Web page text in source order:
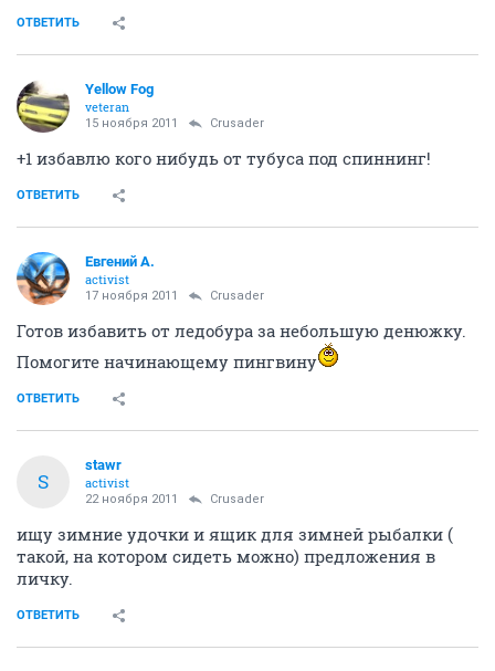
ОТВЕТИТЬ
Yellow Fog
veteran
15 ноября 2011 Crusader
+1 избавлю кого нибудь от тубуса под спиннинг!
ОТВЕТИТЬ
Евгений А.
activist
17 ноября 2011 Crusader
Готов избавить от ледобура за небольшую денюжку.
Помогите начинающему пингвину
ОТВЕТИТЬ
S
stawr
activist
22 ноября 2011 Crusader
ищу зимние удочки и ящик для зимней рыбалки (
такой, на котором сидеть можно) предложения в
личку.
ОТВЕТИТЬ